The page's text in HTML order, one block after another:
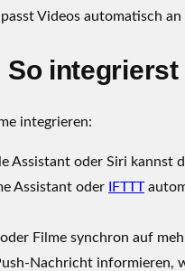
t
r
ü
r
passt Videos automatisch
integrieren:
Assistant oder Siri kannst
Assistant oder IFTTT
Filme synchron auf
Nachricht informieren,